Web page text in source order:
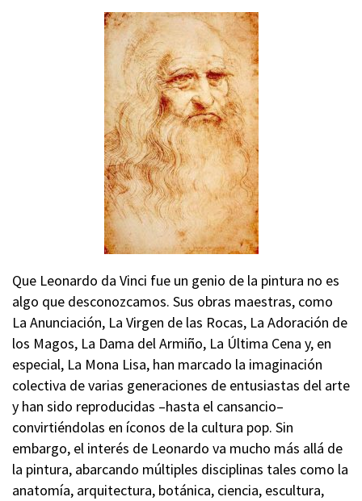
Que Leonardo da Vinci fue un genio de la pintura no es
algo que desconozcamos. Sus obras maestras, como
La Anunciación, La Virgen de las Rocas, La Adoración de
los Magos, La Dama del Armiño, La Última Cena y, en
especial, La Mona Lisa, han marcado la imaginación
colectiva de varias generaciones de entusiastas del arte
y han sido reproducidas –hasta el cansancio–
convirtiéndolas en íconos de la cultura pop. Sin
embargo, el interés de Leonardo va mucho más allá de
la pintura, abarcando múltiples disciplinas tales como la
anatomía, arquitectura, botánica, ciencia, escultura,